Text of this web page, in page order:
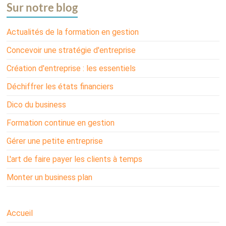
Sur notre blog
Actualités de la formation en gestion
Concevoir une stratégie d'entreprise
Création d'entreprise : les essentiels
Déchiffrer les états financiers
Dico du business
Formation continue en gestion
Gérer une petite entreprise
L'art de faire payer les clients à temps
Monter un business plan
Accueil